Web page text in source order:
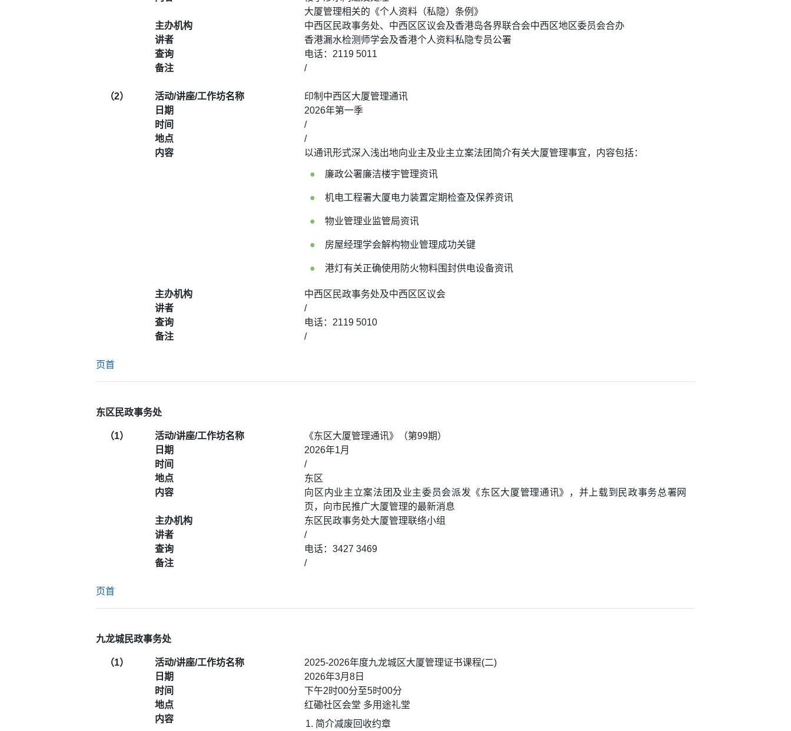
大厦管理相关的《个人资料（私隐）条例》
主办机构
中西区民政事务处、中西区区议会及香港岛各界联合会中西区地区委员会合办
讲者
香港漏水检测师学会及香港个人资料私隐专员公署
查询
电话：2119 5011
备注
/
（2） 活动/讲座/工作坊名称
印制中西区大厦管理通讯
日期
2026年第一季
时间
/
地点
/
内容
以通讯形式深入浅出地向业主及业主立案法团简介有关大厦管理事宜，内容包括：
廉政公署廉洁楼宇管理资讯
机电工程署大厦电力装置定期检查及保养资讯
物业管理业监管局资讯
房屋经理学会解构物业管理成功关键
港灯有关正确使用防火物料围封供电设备资讯
主办机构
中西区民政事务处及中西区区议会
讲者
/
查询
电话：2119 5010
备注
/
页首
东区民政事务处
（1） 活动/讲座/工作坊名称
《东区大厦管理通讯》（第99期）
日期
2026年1月
时间
/
地点
东区
内容
向区内业主立案法团及业主委员会派发《东区大厦管理通讯》，并上载到民政事务总署网
页，向市民推广大厦管理的最新消息
主办机构
东区民政事务处大厦管理联络小组
讲者
/
查询
电话：3427 3469
备注
/
页首
九龙城民政事务处
（1） 活动/讲座/工作坊名称
2025-2026年度九龙城区大厦管理证书课程(二)
日期
2026年3月8日
时间
下午2时00分至5时00分
地点
红磡社区会堂 多用途礼堂
内容
简介减废回收约章